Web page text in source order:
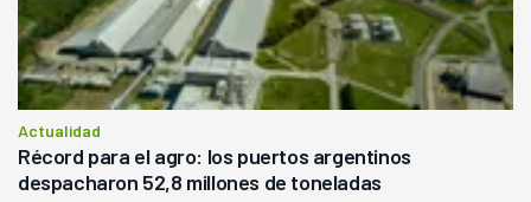
Actualidad
Récord para el agro: los puertos argentinos
despacharon 52,8 millones de toneladas